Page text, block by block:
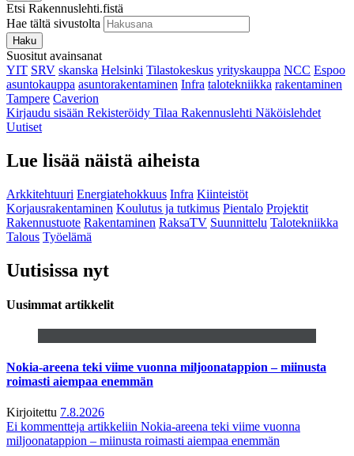
Etsi Rakennuslehti.fistä
Hae tältä sivustolta
Haku
Suositut avainsanat
YIT SRV skanska Helsinki Tilastokeskus yrityskauppa NCC Espoo
asuntokauppa asuntorakentaminen Infra talotekniikka rakentaminen
Tampere Caverion
Kirjaudu sisään Rekisteröidy Tilaa Rakennuslehti Näköislehdet
Uutiset
Lue lisää näistä aiheista
Arkkitehtuuri Energiatehokkuus Infra Kiinteistöt
Korjausrakentaminen Koulutus ja tutkimus Pientalo Projektit
Rakennustuote Rakentaminen RaksaTV Suunnittelu Talotekniikka
Talous Työelämä
Uutisissa nyt
Uusimmat artikkelit
Nokia-areena teki viime vuonna miljoonatappion – miinusta
roimasti aiempaa enemmän
Kirjoitettu 7.8.2026
Ei kommentteja artikkeliin Nokia-areena teki viime vuonna
miljoonatappion – miinusta roimasti aiempaa enemmän